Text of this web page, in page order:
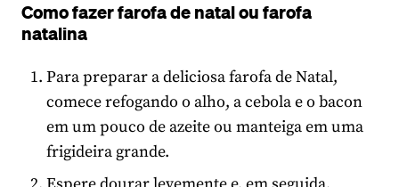
Como fazer farofa de natal ou farofa
natalina
Para preparar a deliciosa farofa de Natal,
comece refogando o alho, a cebola e o bacon
em um pouco de azeite ou manteiga em uma
frigideira grande.